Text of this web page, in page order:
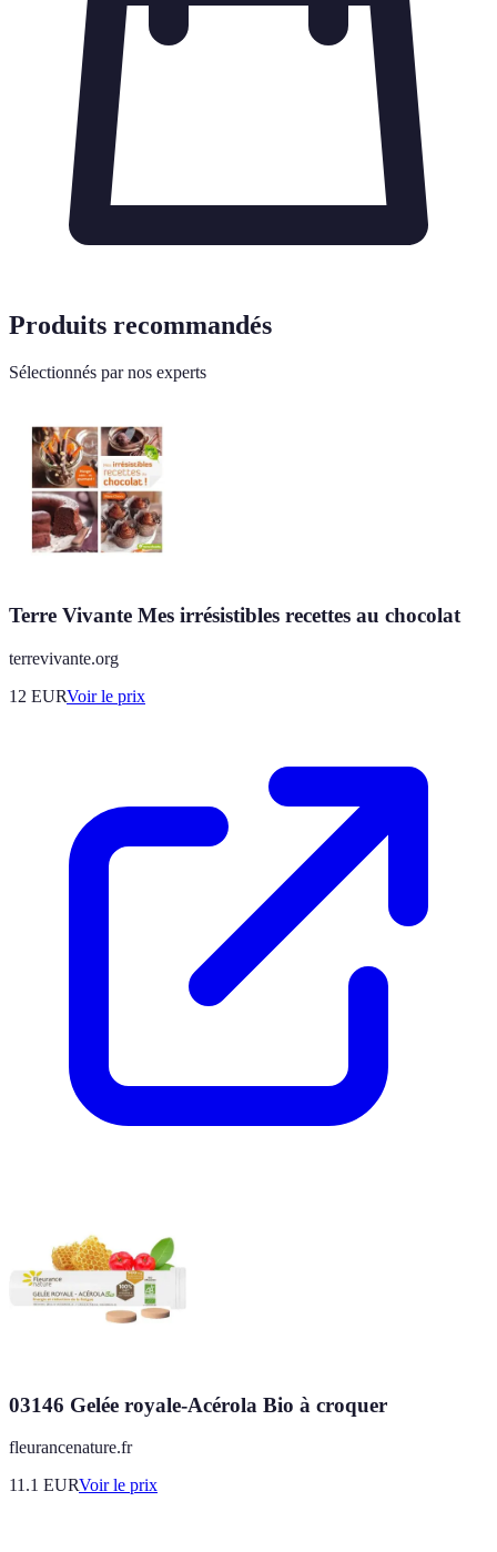
Produits recommandés
Sélectionnés par nos experts
Terre Vivante Mes irrésistibles recettes au chocolat
terrevivante.org
12 EURVoir le prix
03146 Gelée royale-Acérola Bio à croquer
fleurancenature.fr
11.1 EURVoir le prix